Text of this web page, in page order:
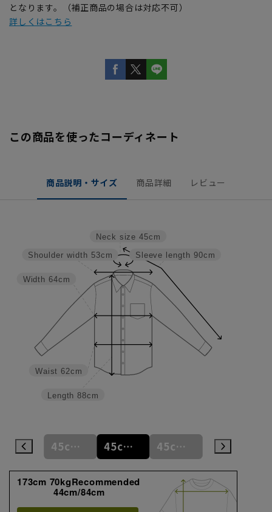
となります。（補正商品の場合は対応不可）
詳しくはこちら
この商品を使ったコーディネート
商品説明・サイズ 商品詳細 レビュー
Sleeve length 90cm
Neck size 45cm
Length 88cm
Waist 62cm
Width 64cm
Shoulder width 53cm
45cm/82cm 45cm/86cm 45cm/90cm 45cm/92cm
173cm 70kgRecommended
44cm/84cm